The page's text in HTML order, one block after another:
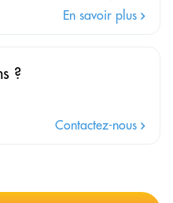
En savoir plus
?
Contactez-nous